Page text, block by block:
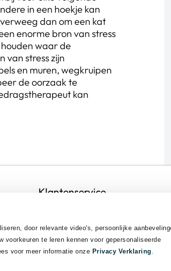
door relevante video's, persoonlijke
te leren kennen voor gepersonaliseerde
voor meer informatie onze Privacy Verklaring .
in een hoekje kan
dan om een kat
enorme bron van stress
waar de
van stress zijn
en muren, wegkruipen
de oorzaak te
kan
Klantenservice
Opzeggen
Cookie-instellingen